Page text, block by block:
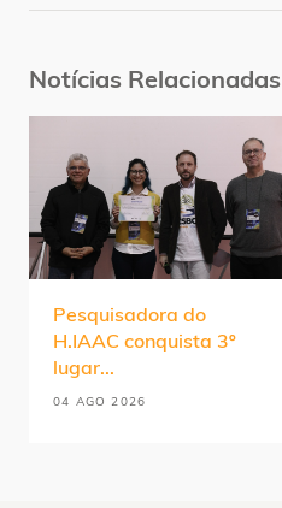
Notícias Relacionadas
Pesquisadora do
H.IAAC conquista 3º
lugar...
04 AGO 2026